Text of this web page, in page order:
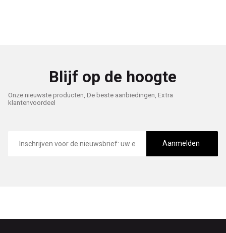
Blijf op de hoogte
Onze nieuwste producten, De beste aanbiedingen, Extra
klantenvoordeel
mailadres
Aanmelden